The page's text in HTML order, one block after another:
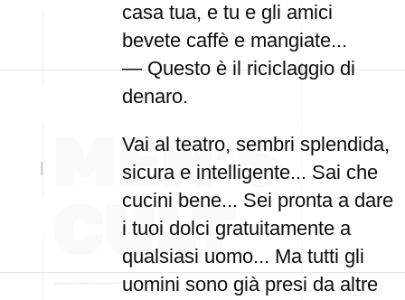
casa tua, e tu e gli amici
bevete caffè e mangiate...
— Questo è il riciclaggio di
denaro.
Vai al teatro, sembri splendida,
sicura e intelligente... Sai che
cucini bene... Sei pronta a dare
i tuoi dolci gratuitamente a
qualsiasi uomo... Ma tutti gli
uomini sono già presi da altre